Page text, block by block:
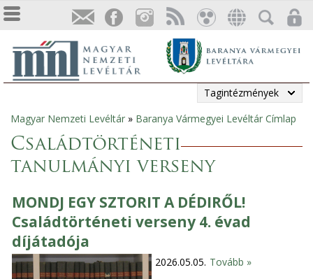
Tagintézmények
Jelenlegi
hely
Magyar Nemzeti Levéltár » Baranya Vármegyei Levéltár Címlap
Családtörténeti
tanulmányi verseny
MONDJ EGY SZTORIT A DÉDIRŐL!
Családtörténeti verseny 4. évad
díjátadója
2026.05.05. Tovább »